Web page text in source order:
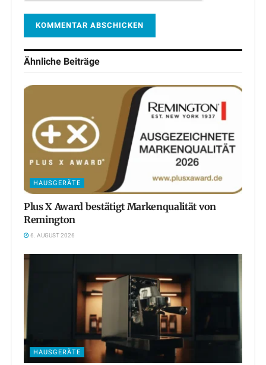
Ähnliche Beiträge
HAUSGERÄTE
Plus X Award bestätigt Markenqualität von
Remington
6. AUGUST 2026
HAUSGERÄTE